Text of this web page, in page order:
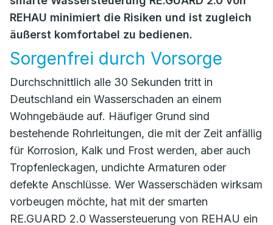
REHAU minimiert die Risiken und ist zugleich
äußerst komfortabel zu bedienen.
Sorgenfrei durch Vorsorge
Durchschnittlich alle 30 Sekunden tritt in
Deutschland ein Wasserschaden an einem
Wohngebäude auf. Häufiger Grund sind
bestehende Rohrleitungen, die mit der Zeit anfällig
für Korrosion, Kalk und Frost werden, aber auch
Tropfenleckagen, undichte Armaturen oder
defekte Anschlüsse. Wer Wasserschäden wirksam
vorbeugen möchte, hat mit der smarten
RE.GUARD 2.0 Wassersteuerung von REHAU ein